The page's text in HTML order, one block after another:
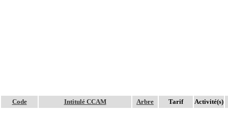
Code Intitulé CCAM Arbre Tarif Activité(s)